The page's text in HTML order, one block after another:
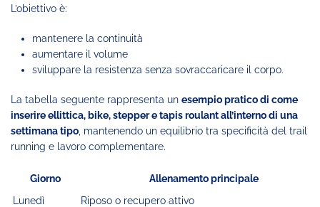
L’obiettivo è:
mantenere la continuità
aumentare il volume
sviluppare la resistenza senza sovraccaricare il corpo.
La tabella seguente rappresenta un esempio pratico di come
inserire ellittica, bike, stepper e tapis roulant all’interno di una
settimana tipo , mantenendo un equilibrio tra specificità del trail
running e lavoro complementare.
Giorno
Allenamento principale
Lunedì
Riposo o recupero attivo